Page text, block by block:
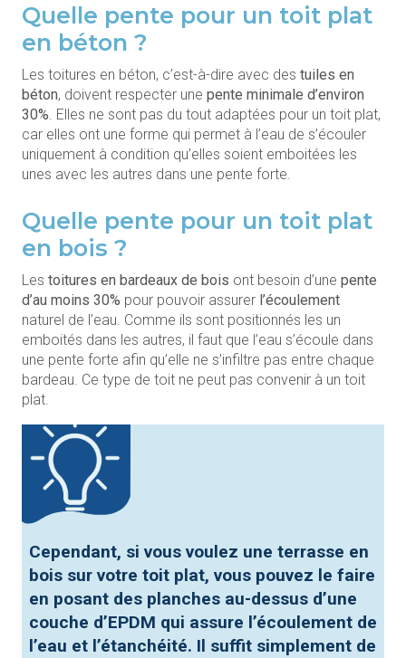
Quelle pente pour un toit plat
en béton ?
Les toitures en béton, c’est-à-dire avec des tuiles en
béton, doivent respecter une pente minimale d’environ
30%. Elles ne sont pas du tout adaptées pour un toit plat,
car elles ont une forme qui permet à l’eau de s’écouler
uniquement à condition qu’elles soient emboitées les
unes avec les autres dans une pente forte.
Quelle pente pour un toit plat
en bois ?
Les toitures en bardeaux de bois ont besoin d’une pente
d’au moins 30% pour pouvoir assurer l’écoulement
naturel de l’eau. Comme ils sont positionnés les un
emboités dans les autres, il faut que l’eau s’écoule dans
une pente forte afin qu’elle ne s’infiltre pas entre chaque
bardeau. Ce type de toit ne peut pas convenir à un toit
plat.
Cependant, si vous voulez une terrasse en
bois sur votre toit plat, vous pouvez le faire
en posant des planches au-dessus d’une
couche d’EPDM qui assure l’écoulement de
l’eau et l’étanchéité. Il suffit simplement de